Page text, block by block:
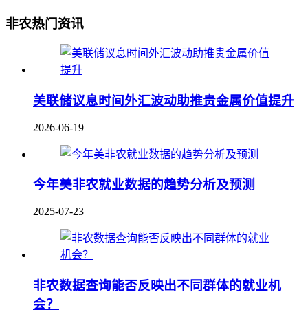
非农热门资讯
美联储议息时间外汇波动助推贵金属价值提升
2026-06-19
今年美非农就业数据的趋势分析及预测
2025-07-23
非农数据查询能否反映出不同群体的就业机
会？